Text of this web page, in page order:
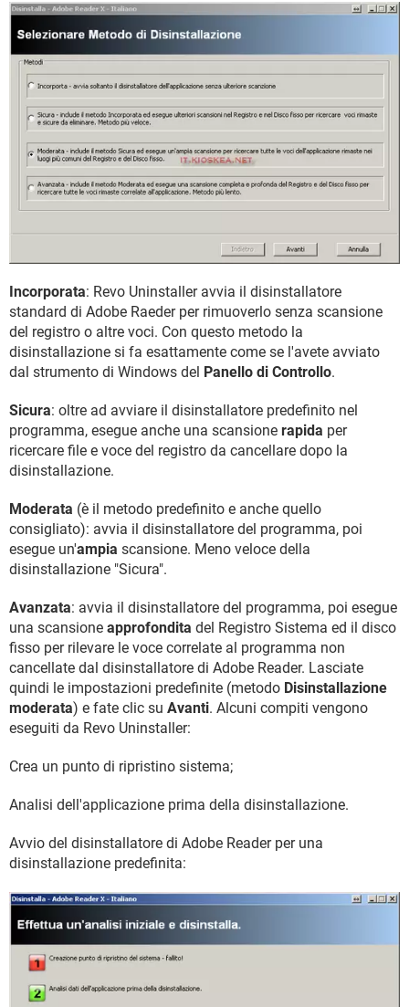
Incorporata: Revo Uninstaller avvia il disinstallatore
standard di Adobe Raeder per rimuoverlo senza scansione
del registro o altre voci. Con questo metodo la
disinstallazione si fa esattamente come se l'avete avviato
dal strumento di Windows del Panello di Controllo.
Sicura: oltre ad avviare il disinstallatore predefinito nel
programma, esegue anche una scansione rapida per
ricercare file e voce del registro da cancellare dopo la
disinstallazione.
Moderata (è il metodo predefinito e anche quello
consigliato): avvia il disinstallatore del programma, poi
esegue un'ampia scansione. Meno veloce della
disinstallazione "Sicura".
Avanzata: avvia il disinstallatore del programma, poi esegue
una scansione approfondita del Registro Sistema ed il disco
fisso per rilevare le voce correlate al programma non
cancellate dal disinstallatore di Adobe Reader. Lasciate
quindi le impostazioni predefinite (metodo Disinstallazione
moderata) e fate clic su Avanti. Alcuni compiti vengono
eseguiti da Revo Uninstaller:
Crea un punto di ripristino sistema;
Analisi dell'applicazione prima della disinstallazione.
Avvio del disinstallatore di Adobe Reader per una
disinstallazione predefinita: